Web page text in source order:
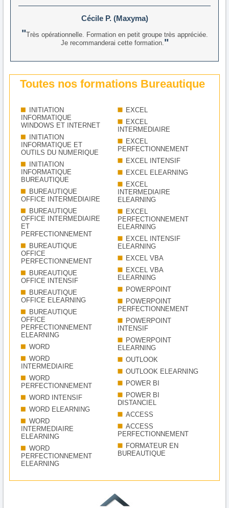
Cécile P. (Maxyma)
Très opérationnelle. Formation en petit groupe très appréciée.
Je recommanderai cette formation.
Toutes nos formations Bureautique
INITIATION
INFORMATIQUE
WINDOWS ET INTERNET
INITIATION
INFORMATIQUE ET
OUTILS DU NUMERIQUE
INITIATION
INFORMATIQUE
BUREAUTIQUE
BUREAUTIQUE
OFFICE INTERMEDIAIRE
BUREAUTIQUE
OFFICE INTERMEDIAIRE
ET
PERFECTIONNEMENT
BUREAUTIQUE
OFFICE
PERFECTIONNEMENT
BUREAUTIQUE
OFFICE INTENSIF
BUREAUTIQUE
OFFICE ELEARNING
BUREAUTIQUE
OFFICE
PERFECTIONNEMENT
ELEARNING
WORD
WORD
INTERMEDIAIRE
WORD
PERFECTIONNEMENT
WORD INTENSIF
WORD ELEARNING
WORD
INTERMEDIAIRE
ELEARNING
WORD
PERFECTIONNEMENT
ELEARNING
EXCEL
EXCEL
INTERMEDIAIRE
EXCEL
PERFECTIONNEMENT
EXCEL INTENSIF
EXCEL ELEARNING
EXCEL
INTERMEDIAIRE
ELEARNING
EXCEL
PERFECTIONNEMENT
ELEARNING
EXCEL INTENSIF
ELEARNING
EXCEL VBA
EXCEL VBA
ELEARNING
POWERPOINT
POWERPOINT
PERFECTIONNEMENT
POWERPOINT
INTENSIF
POWERPOINT
ELEARNING
OUTLOOK
OUTLOOK ELEARNING
POWER BI
POWER BI
DISTANCIEL
ACCESS
ACCESS
PERFECTIONNEMENT
FORMATEUR EN
BUREAUTIQUE